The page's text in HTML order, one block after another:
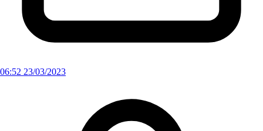
06:52 23/03/2023